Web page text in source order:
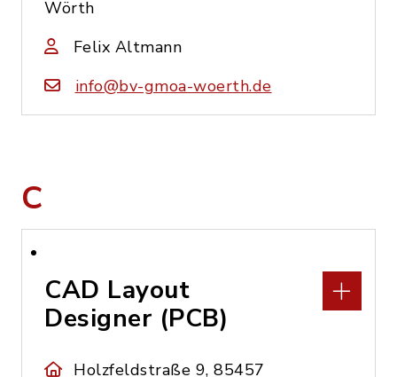
Wörth
Felix Altmann
info@bv-gmoa-woerth.de
C
CAD Layout
Designer (PCB)
Holzfeldstraße 9, 85457